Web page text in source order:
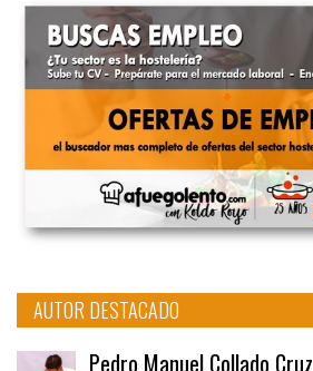
AUTOR DESTACADO
Pedro Manuel Collado Cruz